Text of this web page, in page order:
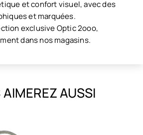
et confort visuel, avec des
et marquées.
exclusive Optic 2ooo,
dans nos magasins.
AUSSI